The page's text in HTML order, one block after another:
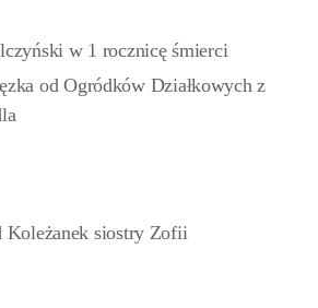
w 1 rocznicę śmierci
od Ogródków Działkowych z
Koleżanek siostry Zofii